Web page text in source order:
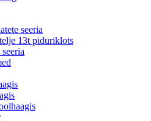
seeria
13t piduriklots